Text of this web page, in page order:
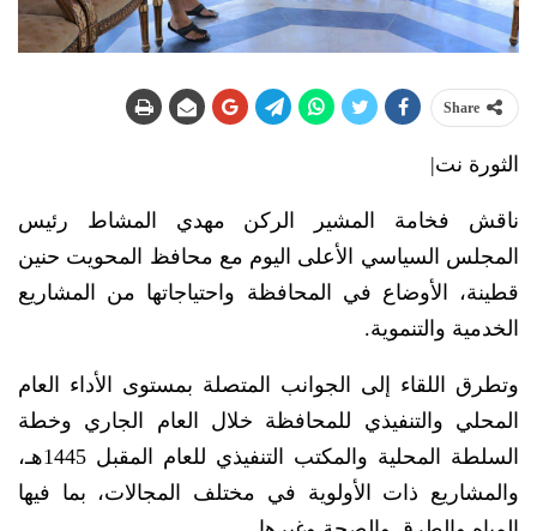
Share
الثورة نت|
ناقش فخامة المشير الركن مهدي المشاط رئيس
المجلس السياسي الأعلى اليوم مع محافظ المحويت حنين
قطينة، الأوضاع في المحافظة واحتياجاتها من المشاريع
الخدمية والتنموية.
وتطرق اللقاء إلى الجوانب المتصلة بمستوى الأداء العام
المحلي والتنفيذي للمحافظة خلال العام الجاري وخطة
السلطة المحلية والمكتب التنفيذي للعام المقبل 1445هـ،
والمشاريع ذات الأولوية في مختلف المجالات، بما فيها